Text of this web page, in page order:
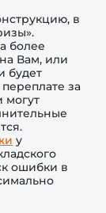
в
более
Вам, или
будет
за
могут
у
ошибки в